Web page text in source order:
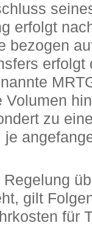
erfolgt
bezogen
zu
gilt
für